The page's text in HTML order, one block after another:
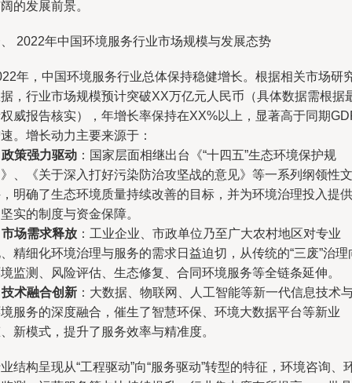
的发展前景。
2022年中国环境服务行业市场规模与发展态势
年，中国环境服务行业总体保持稳健增长。根据相关市场研
，行业市场规模预计突破XX万亿元人民币（具体数据需根据
威报告核实），年增长率保持在XX%以上，显著高于同期
。增长动力主要来源于：
政策强力驱动 ：国家层面相继出台《“十四五”生态环境保护规
、《关于深入打好污染防治攻坚战的意见》等一系列纲领性文
明确了生态环境质量持续改善的目标，并为环境治理投入提供
实的制度与资金保障。
市场需求释放 ：工业企业、市政单位乃至广大农村地区对专业
精细化环境治理与服务的需求日益迫切，从传统的“三废”治理
监测、风险评估、生态修复、合同环境服务等全链条延伸。
技术融合创新 ：大数据、物联网、人工智能等新一代信息技术
服务的深度融合，催生了智慧环保、环境大数据平台等新业
新模式，提升了服务效率与精准度。
结构呈现从“工程驱动”向“服务驱动”转型的特征，环境咨询、